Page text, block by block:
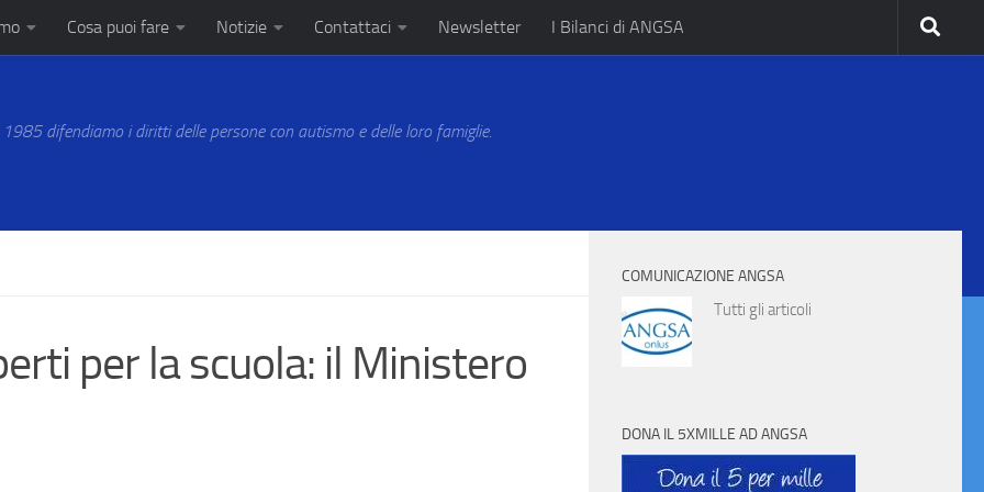
Cosa puoi fare Notizie Contattaci Newsletter I Bilanci di ANGSA
difendiamo i diritti delle persone con autismo e delle loro famiglie.
per la scuola: il Ministero
COMUNICAZIONE ANGSA
Tutti gli articoli
DONA IL 5XMILLE AD ANGSA